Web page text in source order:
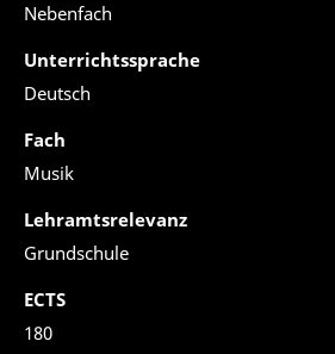
Nebenfach
Unterrichtssprache
Deutsch
Fach
Musik
Lehramtsrelevanz
Grundschule
ECTS
180